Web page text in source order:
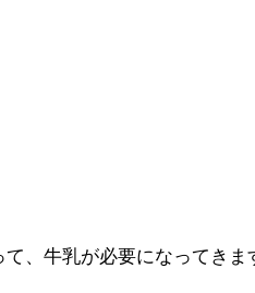
、牛乳が必要になってきま